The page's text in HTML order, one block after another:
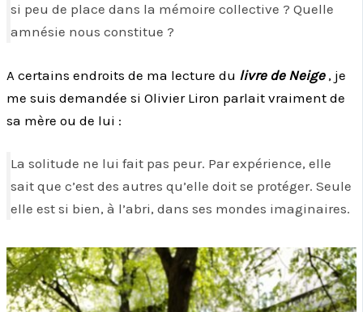
si peu de place dans la mémoire collective ? Quelle
amnésie nous constitue ?
A certains endroits de ma lecture du livre de Neige, je
me suis demandée si Olivier Liron parlait vraiment de
sa mère ou de lui :
La solitude ne lui fait pas peur. Par expérience, elle
sait que c’est des autres qu’elle doit se protéger. Seule
elle est si bien, à l’abri, dans ses mondes imaginaires.